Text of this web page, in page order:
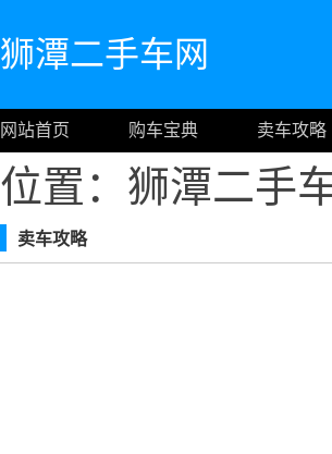
狮潭二手车网
网站首页 购车宝典 卖车攻略
位置：狮潭二手
卖车攻略